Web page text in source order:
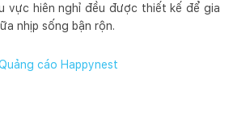
vực hiên nghỉ đều được thiết kế để gia
nhịp sống bận rộn.